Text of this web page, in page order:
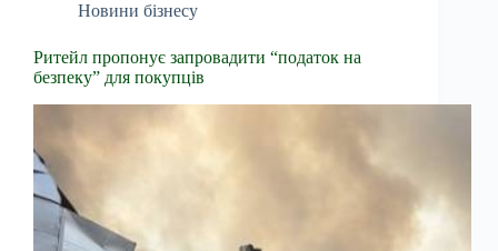
Новини бізнесу
Ритейл пропонує запровадити “податок на
безпеку” для покупців